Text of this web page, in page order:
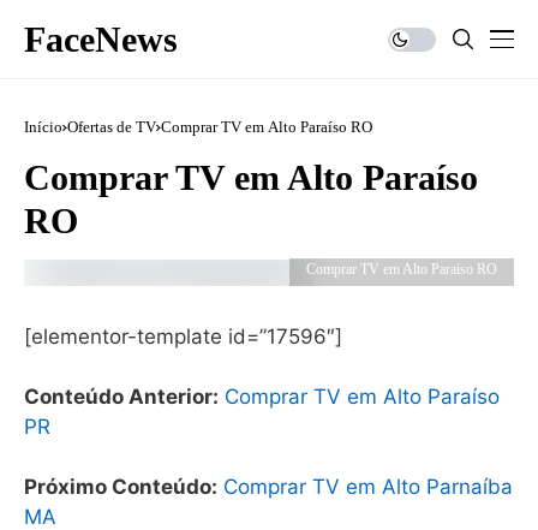
FaceNews
Início Ofertas de TV Comprar TV em Alto Paraíso RO
Comprar TV em Alto Paraíso
RO
Comprar TV em Alto Paraíso RO
[elementor-template id=”17596″]
Conteúdo Anterior: Comprar TV em Alto Paraíso
PR
Próximo Conteúdo: Comprar TV em Alto Parnaíba
MA